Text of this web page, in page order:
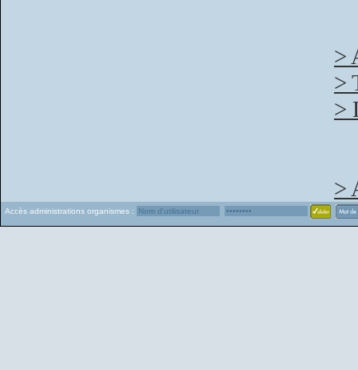
>
>
>
>
Accès administrations organismes :